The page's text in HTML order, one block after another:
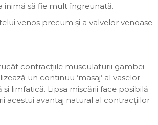
inimă să fie mult îngreunată.
venos precum și a valvelor venoase
contracțiile musculaturii gambei
un continuu ‘masaj’ al vaselor
limfatică. Lipsa mișcării face posibilă
acestui avantaj natural al contracțiilor